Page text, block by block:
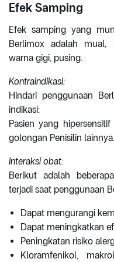
Efek Samping
Efek samping yang
Berlimox adalah mual,
warna gigi, pusing.
Kontraindikasi:
Hindari penggunaan
indikasi:
Pasien yang
golongan Penisilin lainnya.
Interaksi obat:
Berikut adalah
terjadi saat penggunaan
Dapat mengurangi
Dapat meningkatkan
Peningkatan risiko
Kloramfenikol,